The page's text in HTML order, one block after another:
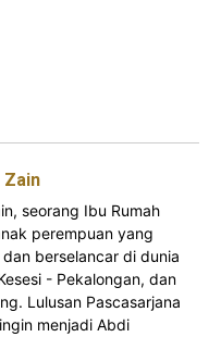
Zain
seorang Ibu Rumah
perempuan yang
berselancar di dunia
- Pekalongan, dan
Lulusan Pascasarjana
menjadi Abdi